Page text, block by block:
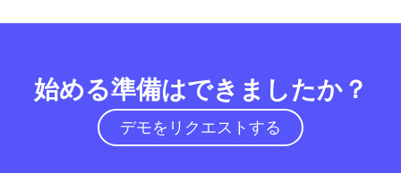
始める準備はできましたか？
デモをリクエストする